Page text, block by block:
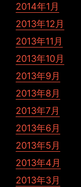
2014年1月
2013年12月
2013年11月
2013年10月
2013年9月
2013年8月
2013年7月
2013年6月
2013年5月
2013年4月
2013年3月